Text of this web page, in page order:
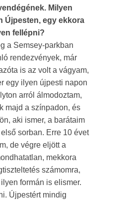
Milyen
Újpesten, egy ekkora
fellépni?
a Semsey-parkban
rendezvények, már
is az volt a vágyam,
egy ilyen újpesti napon
arról álmodoztam,
majd a színpadon, és
aki ismer, a barátaim
sorban. Erre 10 évet
de végre eljött a
mekkora
számomra,
formán is elismer.
Újpestért mindig